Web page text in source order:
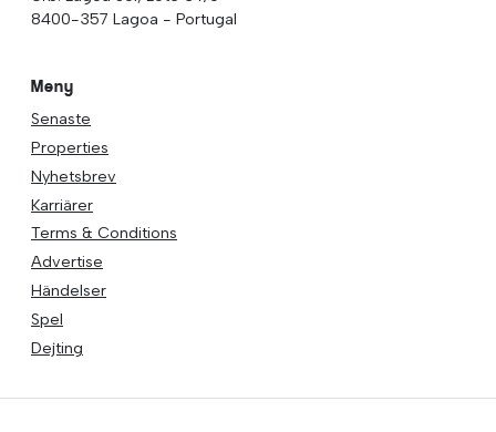
8400-357 Lagoa - Portugal
Meny
Senaste
Properties
Nyhetsbrev
Karriärer
Terms & Conditions
Advertise
Händelser
Spel
Dejting